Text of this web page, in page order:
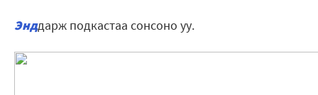
Энддарж подкастаа сонсоно уу.